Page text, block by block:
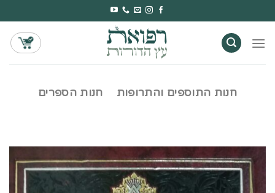
to
content
חנות התוספים והתרופות חנות הספרים